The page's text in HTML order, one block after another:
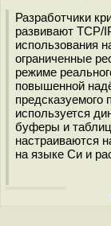
Разработчики
развивают TCP/
использования
ограниченные
режиме
повышенной
предсказуемого
используется
буферы и
настраиваются
на языке Си и